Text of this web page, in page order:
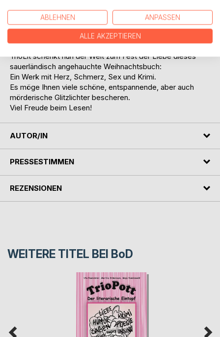
Weihnachtsbuch bescheren möchte oder lieber nicht?
TrioLit hat sich dafür entschieden. Es handelt sich um
genau das Buch, welches Sie, liebe Leserin und lieber
Leser, gerade in Ihren Händen halten.
TrioLit schenkt nun der Welt zum Fest der Liebe dieses
sauerländisch angehauchte Weihnachtsbuch:
Ein Werk mit Herz, Schmerz, Sex und Krimi.
Es möge Ihnen viele schöne, entspannende, aber auch
mörderische Glitzlichter bescheren.
Viel Freude beim Lesen!
AUTOR/IN
PRESSESTIMMEN
REZENSIONEN
WEITERE TITEL BEI BoD
ABLEHNEN ANPASSEN
ALLE AKZEPTIEREN